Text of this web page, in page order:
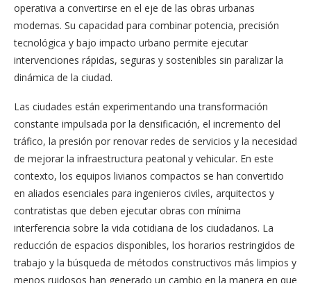
operativa a convertirse en el eje de las obras urbanas
modernas. Su capacidad para combinar potencia, precisión
tecnológica y bajo impacto urbano permite ejecutar
intervenciones rápidas, seguras y sostenibles sin paralizar la
dinámica de la ciudad.
Las ciudades están experimentando una transformación
constante impulsada por la densificación, el incremento del
tráfico, la presión por renovar redes de servicios y la necesidad
de mejorar la infraestructura peatonal y vehicular. En este
contexto, los equipos livianos compactos se han convertido
en aliados esenciales para ingenieros civiles, arquitectos y
contratistas que deben ejecutar obras con mínima
interferencia sobre la vida cotidiana de los ciudadanos. La
reducción de espacios disponibles, los horarios restringidos de
trabajo y la búsqueda de métodos constructivos más limpios y
menos ruidosos han generado un cambio en la manera en que